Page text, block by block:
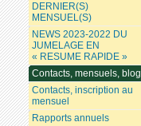
DERNIER(S)
MENSUEL(S)
NEWS 2023-2022 DU
JUMELAGE EN
« RESUME RAPIDE »
Contacts, mensuels, blog
Contacts, inscription au
mensuel
Rapports annuels